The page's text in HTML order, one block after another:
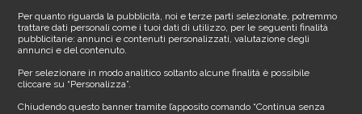
Contattaci
Sede legale
Via Dottesio 8
22100 Como ()
Partita iva 11305210012
Per quanto riguarda la pubblicità, noi e terze parti selezionate, potremmo
trattare dati personali come i tuoi dati di utilizzo, per le seguenti finalità
pubblicitarie: annunci e contenuti personalizzati, valutazione degli
annunci e del contenuto.
Per selezionare in modo analitico soltanto alcune finalità è possibile
cliccare su “Personalizza”.
Chiudendo questo banner tramite l’apposito comando “Continua senza